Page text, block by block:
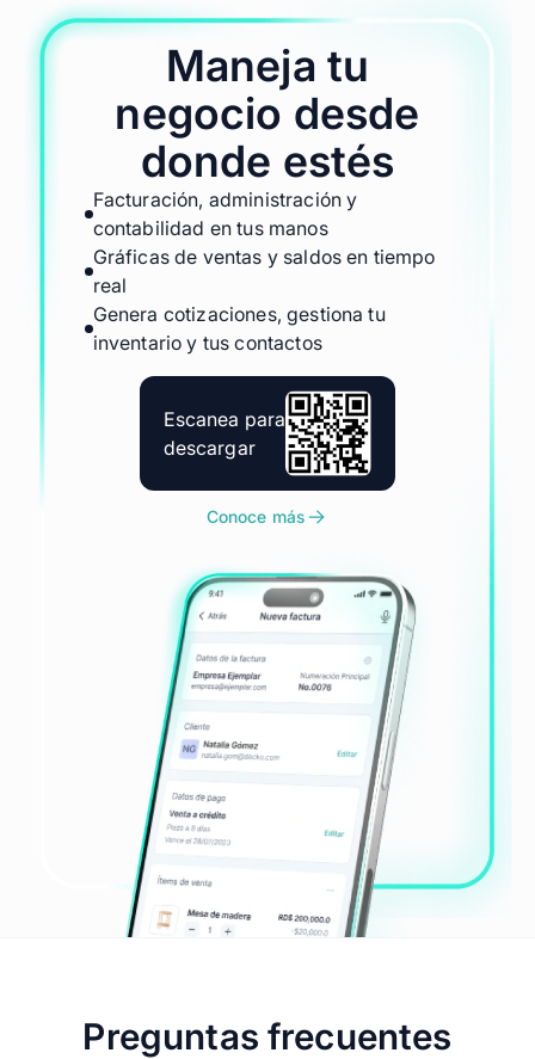
Maneja tu
negocio desde
donde estés
Facturación, administración y
contabilidad en tus manos
Gráficas de ventas y saldos en tiempo
real
Genera cotizaciones, gestiona tu
inventario y tus contactos
Escanea para
descargar
Conoce más
Preguntas frecuentes